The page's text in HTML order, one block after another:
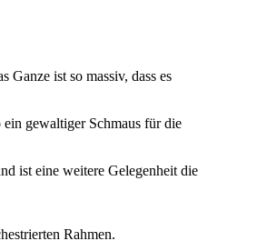
ist so massiv, dass es
gewaltiger Schmaus für die
ist eine weitere Gelegenheit die
Rahmen.